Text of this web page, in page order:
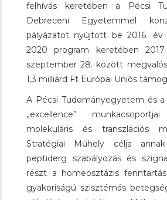
felhívás keretében a Pécsi
Debreceni Egyetemmel
pályázatot nyújtott be 2016. év
2020 program keretében
szeptember 28. között
1,3 milliárd Ft Európai Uniós
A Pécsi Tudományegyetem és
„excellence”
molekuláris és transzlációs
Stratégiai Műhely célja
peptiderg szabályozás és
részt a homeosztázis
gyakoriságú szisztémás